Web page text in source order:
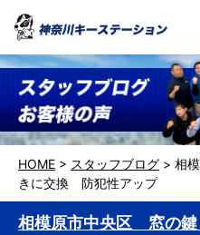
HOME > スタッフブログ > 相
きに交換 防犯性アップ
相模原市中央区 窓の